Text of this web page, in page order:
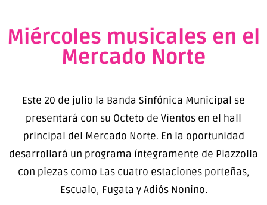
Miércoles musicales en el
Mercado Norte
Este 20 de julio la Banda Sinfónica Municipal se
presentará con su Octeto de Vientos en el hall
principal del Mercado Norte. En la oportunidad
desarrollará un programa íntegramente de Piazzolla
con piezas como Las cuatro estaciones porteñas,
Escualo, Fugata y Adiós Nonino.